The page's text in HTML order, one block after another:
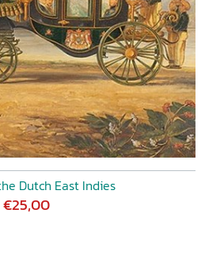
Dutch East Indies
€25,00